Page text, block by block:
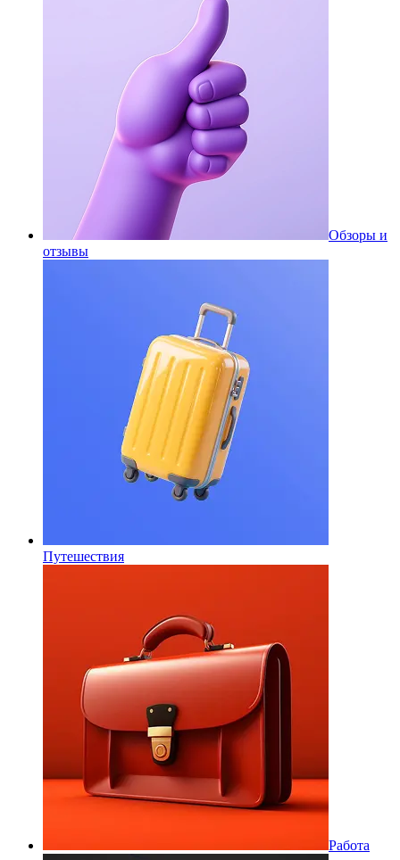
Обзоры и
отзывы
Путешествия
Работа